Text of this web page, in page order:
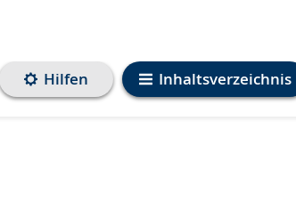
Inhaltsverzeichnis
Hilfen